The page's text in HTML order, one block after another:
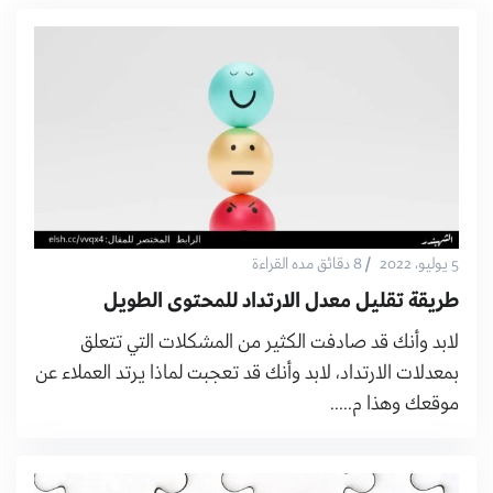
5 يوليو، 2022 /8 دقائق مده القراءة
طريقة تقليل معدل الارتداد للمحتوى الطويل
لابد وأنك قد صادفت الكثير من المشكلات التي تتعلق
بمعدلات الارتداد، لابد وأنك قد تعجبت لماذا يرتد العملاء عن
موقعك وهذا م.....